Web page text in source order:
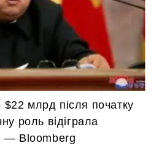
млрд після початку
роль відіграла
— Bloomberg